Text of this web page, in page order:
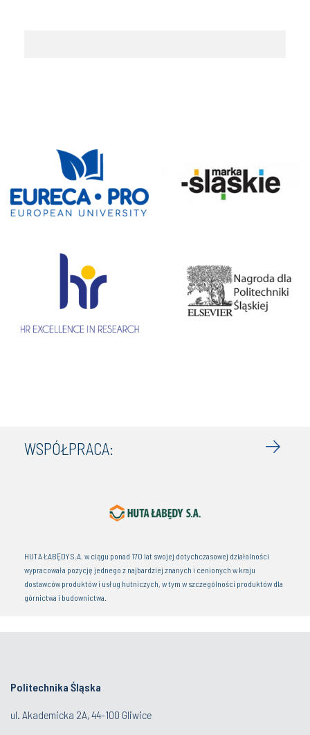
WSPÓŁPRACA:
HUTA ŁABĘDY S.A. w ciągu ponad 170 lat swojej dotychczasowej działalności
wypracowała pozycję jednego z najbardziej znanych i cenionych w kraju
dostawców produktów i usług hutniczych, w tym w szczególności produktów dla
górnictwa i budownictwa.
Politechnika Śląska
ul. Akademicka 2A, 44-100 Gliwice